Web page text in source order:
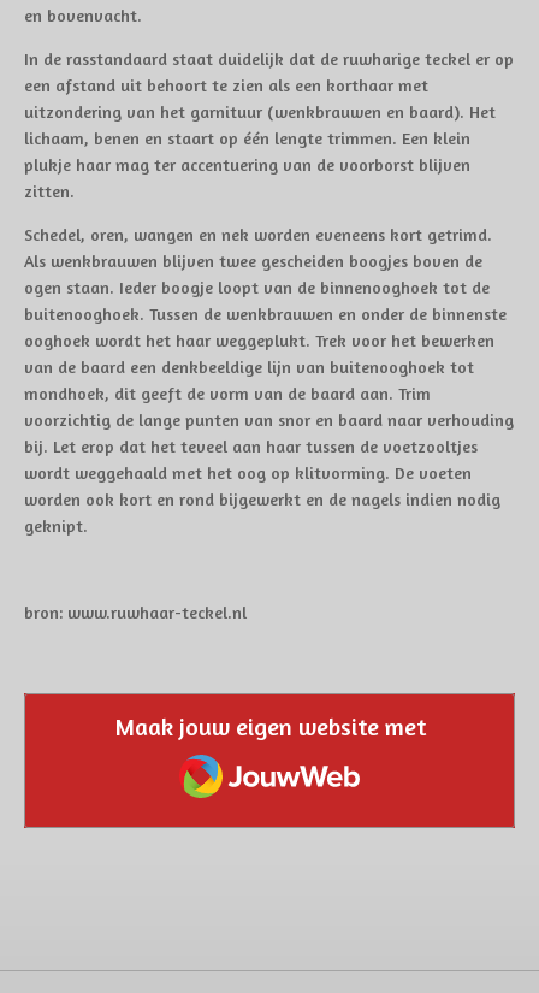
en bovenvacht.
In de rasstandaard staat duidelijk dat de ruwharige teckel er op
een afstand uit behoort te zien als een korthaar met
uitzondering van het garnituur (wenkbrauwen en baard). Het
lichaam, benen en staart op één lengte trimmen. Een klein
plukje haar mag ter accentuering van de voorborst blijven
zitten.
Schedel, oren, wangen en nek worden eveneens kort getrimd.
Als wenkbrauwen blijven twee gescheiden boogjes boven de
ogen staan. Ieder boogje loopt van de binnenooghoek tot de
buitenooghoek. Tussen de wenkbrauwen en onder de binnenste
ooghoek wordt het haar weggeplukt. Trek voor het bewerken
van de baard een denkbeeldige lijn van buitenooghoek tot
mondhoek, dit geeft de vorm van de baard aan. Trim
voorzichtig de lange punten van snor en baard naar verhouding
bij. Let erop dat het teveel aan haar tussen de voetzooltjes
wordt weggehaald met het oog op klitvorming. De voeten
worden ook kort en rond bijgewerkt en de nagels indien nodig
geknipt.
bron: www.ruwhaar-teckel.nl
Maak jouw eigen website met
JouwWeb